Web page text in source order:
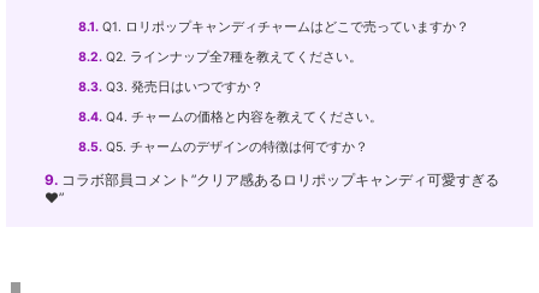
8.1. Q1. ロリポップキャンディチャームはどこで売っていますか？
8.2. Q2. ラインナップ全7種を教えてください。
8.3. Q3. 発売日はいつですか？
8.4. Q4. チャームの価格と内容を教えてください。
8.5. Q5. チャームのデザインの特徴は何ですか？
9. コラボ部員コメント”クリア感あるロリポップキャンディ可愛すぎる
♥”